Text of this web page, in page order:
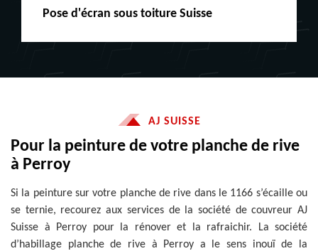
Peinture boiserie LE
AJ SUISSE
Pour la peinture de votre planche de rive
à Perroy
Si la peinture sur votre planche de rive dans le 1166 s’écaille ou
se ternie, recourez aux services de la société de couvreur AJ
Suisse à Perroy pour la rénover et la rafraichir. La société
d’habillage planche de rive à Perroy a le sens inouï de la